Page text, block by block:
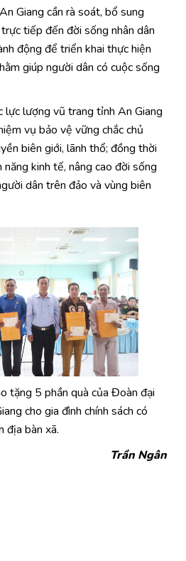
Giang cần rà soát, bổ sung
tiếp đến đời sống nhân dân
động để triển khai thực hiện
giúp người dân có cuộc sống
lực lượng vũ trang tỉnh An Giang
vụ bảo vệ vững chắc chủ
biên giới, lãnh thổ; đồng thời
kinh tế, nâng cao đời sống
dân trên đảo và vùng biên
tặng 5 phần quà của Đoàn đại
cho gia đình chính sách có
địa bàn xã.
Trần Ngân